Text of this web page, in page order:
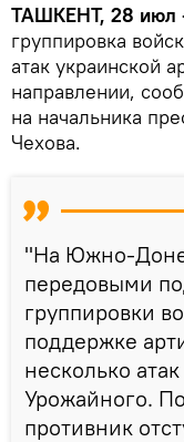
ТАШКЕНТ, 28 июл
группировка
атак украинской
направлении,
на начальника
Чехова.
"На Южно-
передовыми
группировки
поддержке
несколько
Урожайного.
противник